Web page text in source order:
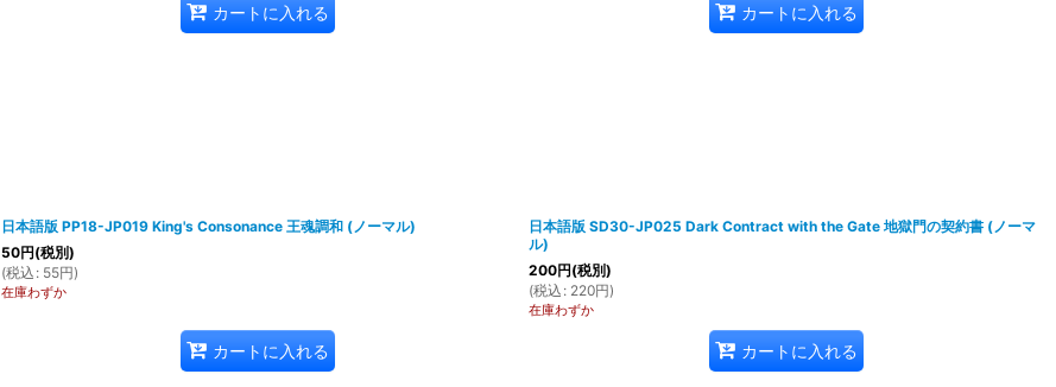
カートに入れる カートに入れる
日本語版 PP18-JP019 King's Consonance 王魂調和 (ノーマル)
50円(税別)
(税込 : 55円)
在庫わずか
カートに入れる
日本語版 SD30-JP025 Dark Contract with the Gate 地獄門の契約書 (ノーマ
ル)
200円(税別)
(税込 : 220円)
在庫わずか
カートに入れる